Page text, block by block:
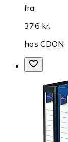
fra
376 kr.
hos CDON